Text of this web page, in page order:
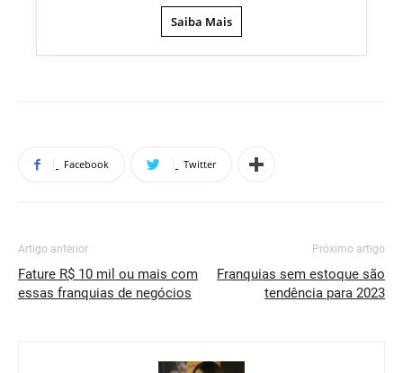
Saiba Mais
Facebook Twitter
Artigo anterior
Fature R$ 10 mil ou mais com
essas franquias de negócios
Próximo artigo
Franquias sem estoque são
tendência para 2023